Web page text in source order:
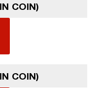
COIN)
COIN)